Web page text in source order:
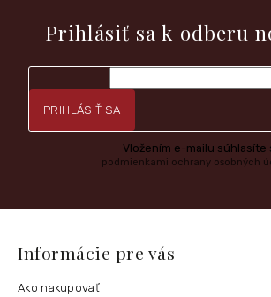
Prihlásiť sa k odberu
PRIHLÁSIŤ SA
Vložením e-mailu súhlasíte
podmienkami ochrany osobných
Informácie pre vás
Ako nakupovať